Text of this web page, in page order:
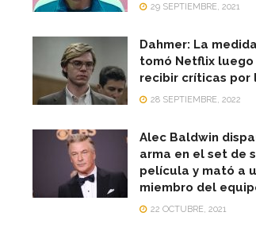
29 SEPTIEMBRE, 2021
Dahmer: La
tomó Netflix luego
recibir críticas por
28 SEPTIEMBRE, 2022
Alec Baldwin
arma en el set de
película y mató a
miembro del
22 OCTUBRE, 2021